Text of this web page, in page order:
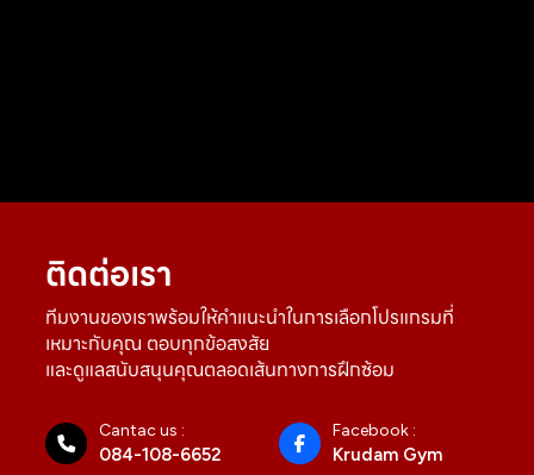
ติดต่อเรา
ทีมงานของเราพร้อมให้คำแนะนำในการเลือกโปรแกรมที่
เหมาะกับคุณ ตอบทุกข้อสงสัย
และดูแลสนับสนุนคุณตลอดเส้นทางการฝึกซ้อม
Cantac us :
084-108-6652
Facebook :
Krudam Gym